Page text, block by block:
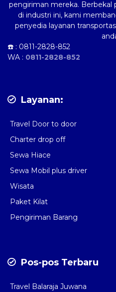
pengiriman mereka.
di industri ini, kami
penyedia layanan
☎️ : 0811-2828-852
WA : 0811-2828-852
Layanan:
Travel Door to door
Charter drop off
Sewa Hiace
Sewa Mobil plus driver
Wisata
Paket Kilat
Pengiriman Barang
Pos-pos Terbaru
Travel Balaraja Juwana